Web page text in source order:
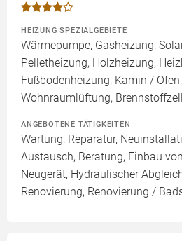
HEIZUNG SPEZIALGEBIETE
Wärmepumpe, Gasheizung,
Pelletheizung, Holzheizung,
Fußbodenheizung, Kamin /
Wohnraumlüftung,
ANGEBOTENE TÄTIGKEITEN
Wartung, Reparatur,
Austausch, Beratung, Einbau
Neugerät, Hydraulischer
Renovierung, Renovierung /